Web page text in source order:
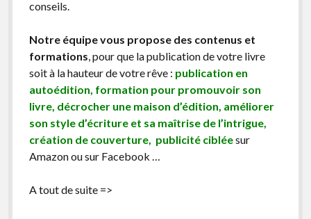
conseils.
Notre équipe vous propose des contenus et
formations , pour que la publication de votre livre
soit à la hauteur de votre rêve : publication en
autoédition, formation pour promouvoir son
livre, décrocher une maison d’édition, améliorer
son style d’écriture et sa maîtrise de l’intrigue,
création de couverture, publicité cibléesur
Amazon ou sur Facebook …
A tout de suite =>